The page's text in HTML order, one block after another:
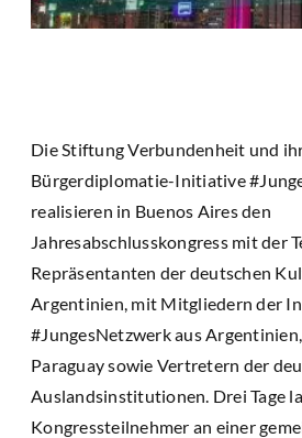
Die Stiftung Verbundenheit und
Bürgerdiplomatie-Initiative
realisieren in Buenos Aires den
Jahresabschlusskongress mit der
Repräsentanten der deutschen
Argentinien, mit Mitgliedern der
#JungesNetzwerk aus
Paraguay sowie Vertretern der
Auslandsinstitutionen. Drei Tage
Kongressteilnehmer an einer